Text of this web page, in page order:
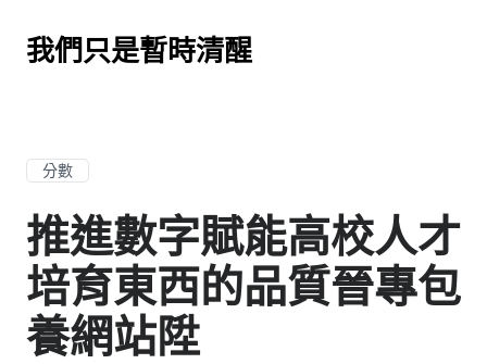
我們只是暫時清醒
分數
推進數字賦能高校人才
培育東西的品質晉專包
養網站陞